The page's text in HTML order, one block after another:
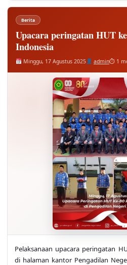
Berita
Upacara peringatan HUT
Indonesia
Minggu, 17 Agustus 2025 admin⏱ 1
Pelaksanaan upacara peringatan
di halaman kantor Pengadilan